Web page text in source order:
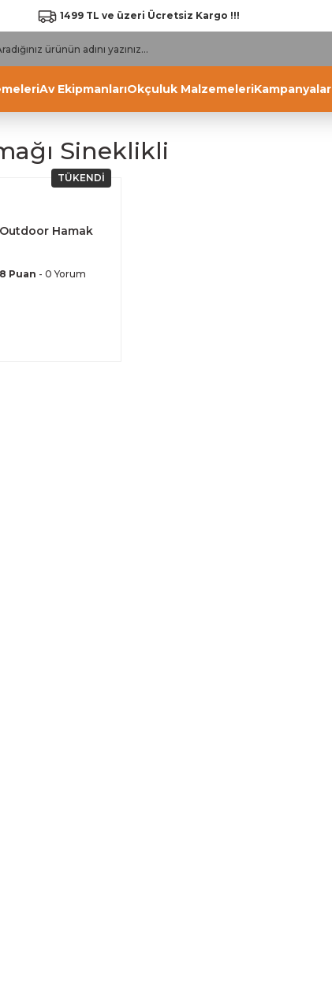
1499 TL ve üzeri Ücretsiz Kargo !!!
Av EkipmanlarıOkçuluk MalzemeleriKampanyalar
Sineklikli
TÜKENDİ
Hamak
Puan - 0 Yorum